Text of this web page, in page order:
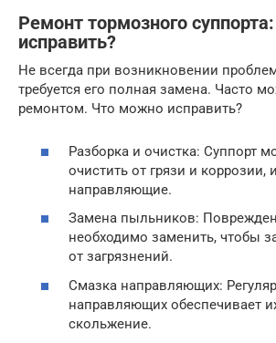
Ремонт тормозного
исправить?
Не всегда при возникновении
требуется его полная замена. Часто
ремонтом. Что можно исправить?
Разборка и очистка: Суппорт
очистить от грязи и коррозии,
направляющие.
Замена пыльников:
необходимо заменить, чтобы
от загрязнений.
Смазка направляющих:
направляющих обеспечивает
скольжение.